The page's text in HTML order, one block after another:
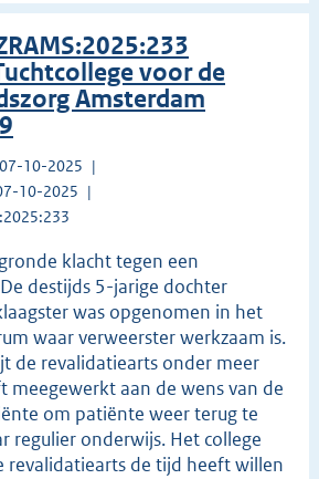
voor de
Amsterdam
10-2025
10-2025
klacht tegen een
destijds 5-jarige dochter
was opgenomen in het
waar verweerster werkzaam is.
de revalidatiearts onder meer
meegewerkt aan de wens van de
om patiënte weer terug te
regulier onderwijs. Het college
revalidatiearts de tijd heeft willen